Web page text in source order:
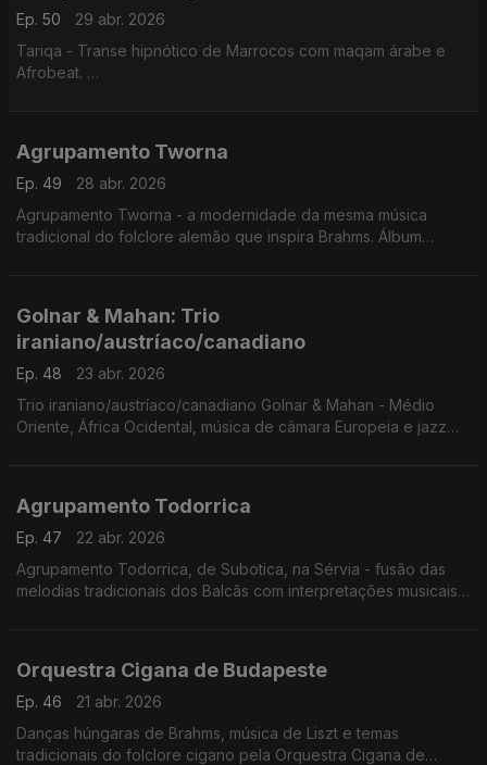
Ep. 50
29 abr. 2026
Tariqa - Transe hipnótico de Marrocos com maqam árabe e
Afrobeat.
Agrupamento Tworna
Ep. 49
28 abr. 2026
Agrupamento Tworna - a modernidade da mesma música
tradicional do folclore alemão que inspira Brahms. Álbum
Golnar & Mahan: Trio
iraniano/austríaco/canadiano
Ep. 48
23 abr. 2026
Trio iraniano/austríaco/canadiano Golnar & Mahan - Médio
Oriente, África Ocidental, música de câmara Europeia e jazz
Agrupamento Todorrica
Ep. 47
22 abr. 2026
Agrupamento Todorrica, de Subotica, na Sérvia - fusão das
melodias tradicionais dos Balcãs com interpretações musicais
Orquestra Cigana de Budapeste
Ep. 46
21 abr. 2026
Danças húngaras de Brahms, música de Liszt e temas
tradicionais do folclore cigano pela Orquestra Cigana de